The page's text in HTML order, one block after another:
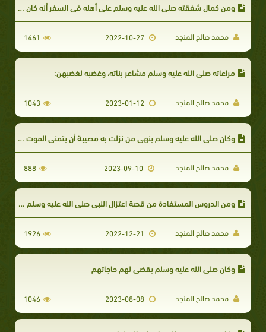
ومن كمال شفقته صلى الله عليه وسلم على أهله في السفر أنه كان يوصي الحادي أن يخفف رفقاً بهن.
محمد صالح المنجد 1461
مراعاته صلى الله عليه وسلم مشاعر بناته، وغضبه لغضبهن:
محمد صالح المنجد 1043
وكان صلى الله عليه وسلم ينهي من نزلت به مصيبة أن يتمنى الموت للضر الذي نزل به
محمد صالح المنجد 2023-09-10
888
ومن الدروس المستفادة من قصة اعتزال النبي صلى الله عليه وسلم نساءه: أن أسلوب الهجر من أساليب معالجة المشكلات الزوجية.
محمد صالح المنجد 1926
وكان صلى الله عليه وسلم يقضي لهم حاجاتهم
محمد صالح المنجد 2023-08-08
1046